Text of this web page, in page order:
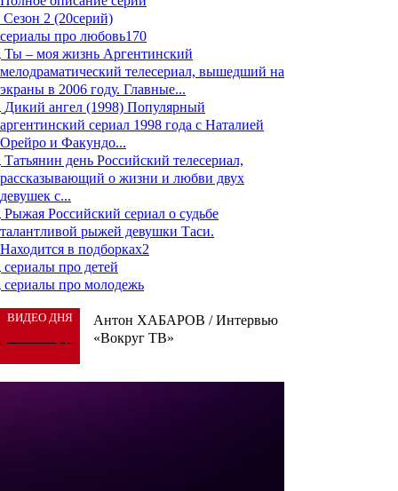
Сезон 2 (20серий)
сериалы про любовь170
Ты – моя жизнь Аргентинский
мелодраматический телесериал, вышедший на
экраны в 2006 году. Главные...
Дикий ангел (1998) Популярный
аргентинский сериал 1998 года с Наталией
Орейро и Факундо...
Татьянин день Российский телесериал,
рассказывающий о жизни и любви двух
девушек с...
Рыжая Российский сериал о судьбе
талантливой рыжей девушки Таси.
Находится в подборках2
сериалы про детей
сериалы про молодежь
ВИДЕО ДНЯ
Антон ХАБАРОВ / Интервью
«Вокруг ТВ»